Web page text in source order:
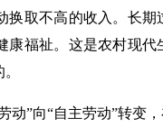
换取不高的收入。长
康福祉。这是农村现
动”向“自主劳动”转变